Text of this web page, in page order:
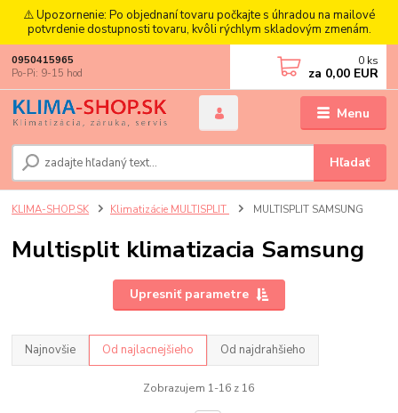
⚠️ Upozornenie: Po objednaní tovaru počkajte s úhradou na mailové
potvrdenie dostupnosti tovaru, kvôli rýchlym skladovým zmenám.
Menu
Hľadať
0950415965
Po-Pi: 9-15 hod
0 ks
za 0,00 EUR
KLIMA-SHOP.SK Klimatizácie MULTISPLIT MULTISPLIT SAMSUNG
Multisplit klimatizacia Samsung
Upresniť parametre
Najnovšie Od najlacnejšieho Od najdrahšieho
Zobrazujem 1-16 z 16